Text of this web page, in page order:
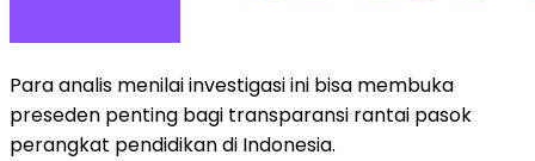
Para analis menilai investigasi ini bisa membuka
preseden penting bagi transparansi rantai pasok
perangkat pendidikan di Indonesia.